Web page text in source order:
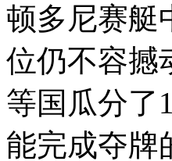
顿多尼赛艇
位仍不容撼
等国瓜分了
能完成夺牌